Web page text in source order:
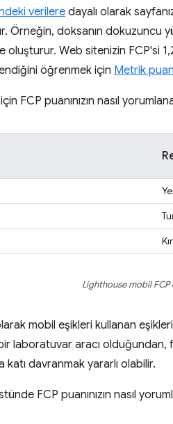
verilere dayalı olarak
Örneğin, doksanın
oluşturur. Web sitenizin FCP'si
öğrenmek için Metrik
FCP puanınızın nasıl
Lighthouse mobil FCP
mobil eşikleri kullanan
laboratuvar aracı olduğundan,
davranmak yararlı olabilir.
FCP puanınızın nasıl